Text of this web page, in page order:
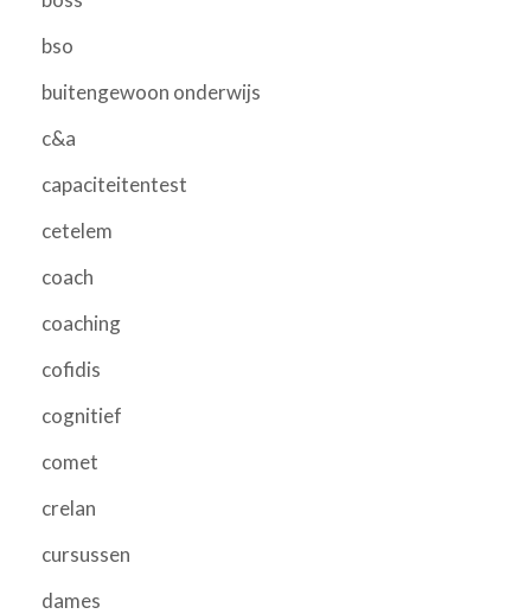
bso
buitengewoon onderwijs
c&a
capaciteitentest
cetelem
coach
coaching
cofidis
cognitief
comet
crelan
cursussen
dames